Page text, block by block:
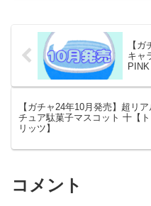
【
キャ
PINK
【ガチャ24年10月発売】超リ
チュア駄菓子マスコット 十【
リッツ】
コメント